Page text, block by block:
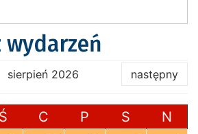
wydarzeń
sierpień 2026 następny
Ś C P S N